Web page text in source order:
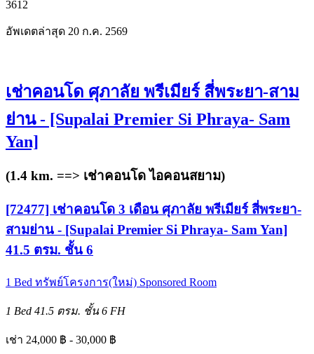
3612
อัพเดตล่าสุด 20 ก.ค. 2569
เช่าคอนโด ศุภาลัย พรีเมียร์ สี่พระยา-สาม
ย่าน - [Supalai Premier Si Phraya- Sam
Yan]
(1.4 km. ==> เช่าคอนโด ไอคอนสยาม)
[72477] เช่าคอนโด 3 เดือน ศุภาลัย พรีเมียร์ สี่พระยา-
สามย่าน - [Supalai Premier Si Phraya- Sam Yan]
41.5 ตรม. ชั้น 6
1 Bed ทรัพย์โครงการ(ใหม่) Sponsored Room
1 Bed 41.5 ตรม. ชั้น 6 FH
เช่า 24,000 ฿ - 30,000 ฿